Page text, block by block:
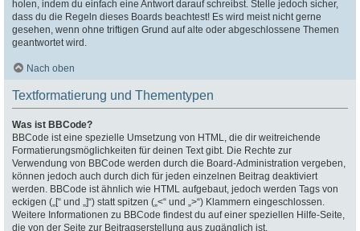
holen, indem du einfach eine Antwort darauf schreibst. Stelle jedoch sicher,
dass du die Regeln dieses Boards beachtest! Es wird meist nicht gerne
gesehen, wenn ohne triftigen Grund auf alte oder abgeschlossene Themen
geantwortet wird.
Nach oben
Textformatierung und Thementypen
Was ist BBCode?
BBCode ist eine spezielle Umsetzung von HTML, die dir weitreichende
Formatierungsmöglichkeiten für deinen Text gibt. Die Rechte zur
Verwendung von BBCode werden durch die Board-Administration vergeben,
können jedoch auch durch dich für jeden einzelnen Beitrag deaktiviert
werden. BBCode ist ähnlich wie HTML aufgebaut, jedoch werden Tags von
eckigen („[“ und „]“) statt spitzen („<“ und „>“) Klammern eingeschlossen.
Weitere Informationen zu BBCode findest du auf einer speziellen Hilfe-Seite,
die von der Seite zur Beitragserstellung aus zugänglich ist.